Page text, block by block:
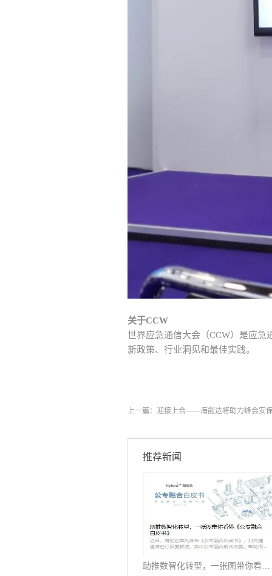
关于CCW
世界应急通信大会（CCW）是应
新政策、行业洞见和最佳实践。
上一篇： 迎接上合——海能达将助力峰会安
推荐新闻